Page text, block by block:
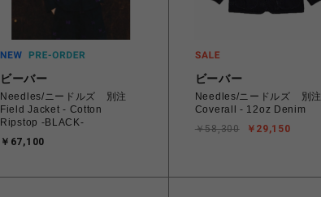
ビーバー
Needles/ニードルズ 別注
Field Jacket - Cotton
Ripstop -BLACK-
￥67,100
ビーバー
Needles/ニードルズ 別注
Coverall - 12oz Denim
￥29,150
￥58,300